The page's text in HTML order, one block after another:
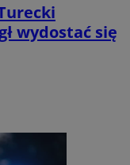
wydostać się